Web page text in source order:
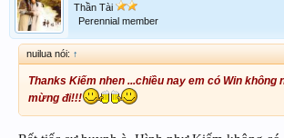
Thần Tài
Perennial member
nuilua nói: ↑
Thanks Kiếm nhen ...chiều nay em có Win không
mừng đi!!!